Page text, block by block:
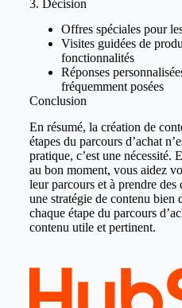
3. Décision
Offres spéciales pour
Visites guidées de
fonctionnalités
Réponses
fréquemment posées
Conclusion
En résumé, la création de
étapes du parcours d’achat
pratique, c’est une nécessité.
au bon moment, vous aidez
leur parcours et à prendre
une stratégie de contenu bien
chaque étape du parcours
contenu utile et pertinent.